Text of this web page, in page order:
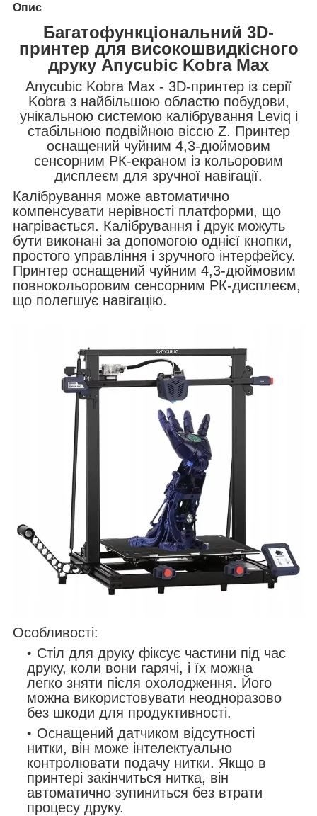
Опис
Багатофункціональний 3D-
принтер для високошвидкісного
друку Anycubic Kobra Max
Anycubic Kobra Max - 3D-принтер із серії
Kobra з найбільшою областю побудови,
унікальною системою калібрування Leviq і
стабільною подвійною віссю Z. Принтер
оснащений чуйним 4,3-дюймовим
сенсорним РК-екраном із кольоровим
дисплеєм для зручної навігації.
Калібрування може автоматично
компенсувати нерівності платформи, що
нагрівається. Калібрування і друк можуть
бути виконані за допомогою однієї кнопки,
простого управління і зручного інтерфейсу.
Принтер оснащений чуйним 4,3-дюймовим
повнокольоровим сенсорним РК-дисплеєм,
що полегшує навігацію.
Особливості:
Стіл для друку фіксує частини під час
друку, коли вони гарячі, і їх можна
легко зняти після охолодження. Його
можна використовувати неодноразово
без шкоди для продуктивності.
Оснащений датчиком відсутності
нитки, він може інтелектуально
контролювати подачу нитки. Якщо в
принтері закінчиться нитка, він
автоматично зупиниться без втрати
процесу друку.